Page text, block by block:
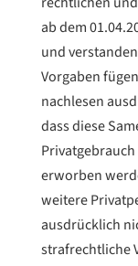
ab dem
und
Vorgaben
nachlesen
dass diese
erworben
weitere
ausdrücklich
strafrechtliche